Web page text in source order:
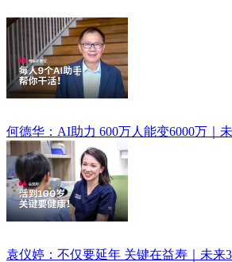
何德华：AI助力 600万人能变6000万｜
袁仪婷：不仅要延年 关键在益寿｜未来